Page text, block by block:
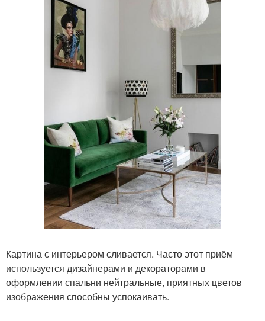
Картина с интерьером сливается. Часто этот приём
используется дизайнерами и декораторами в
оформлении спальни нейтральные, приятных цветов
изображения способны успокаивать.